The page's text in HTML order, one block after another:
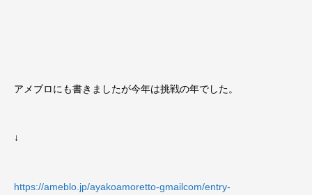
アメブロにも書きましたが今年は挑戦の年でした。
↓
https://ameblo.jp/ayakoamoretto-gmailcom/entry-